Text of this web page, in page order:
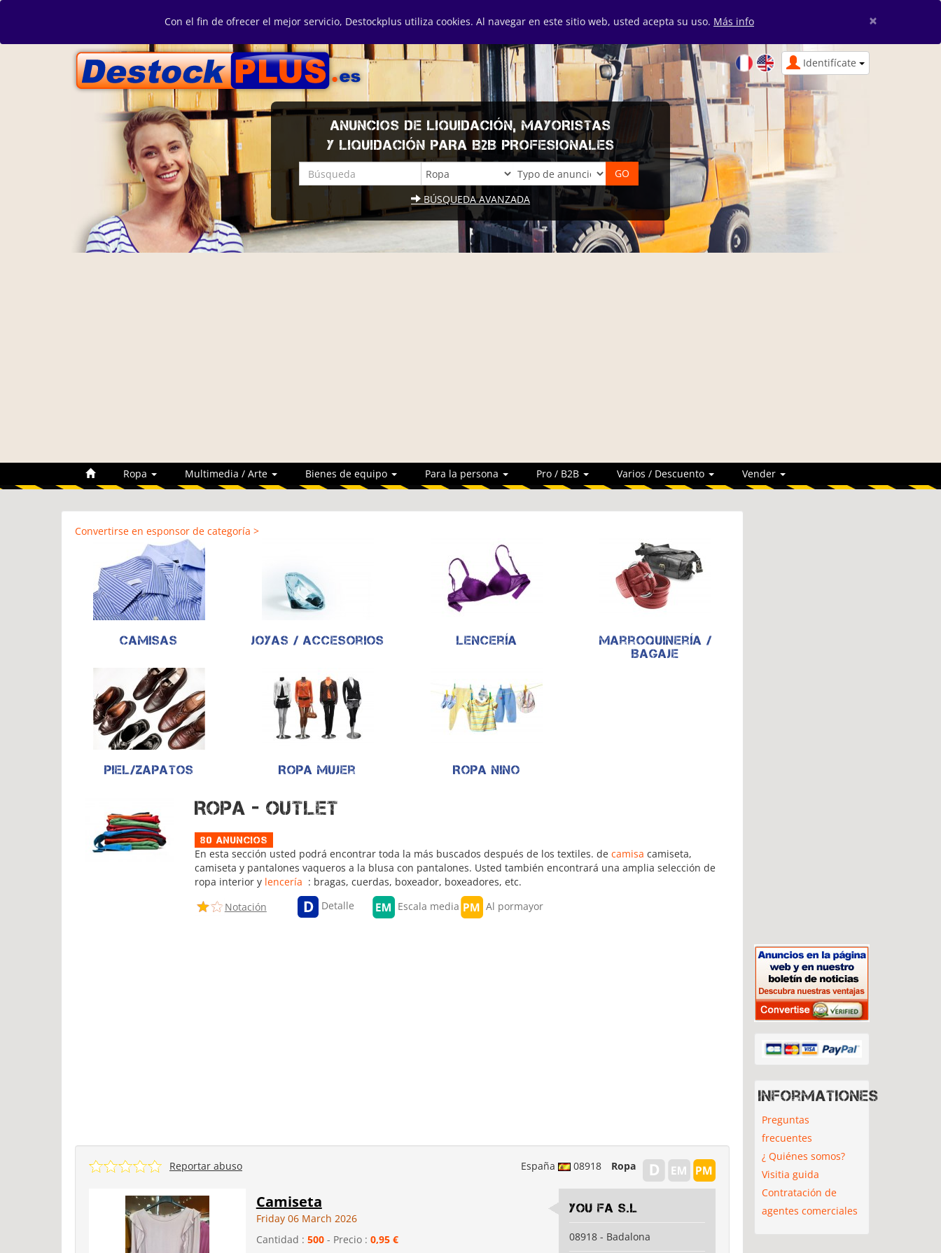
Con el fin de ofrecer el mejor servicio, Destockplus utiliza cookies. Al navegar en este sitio web, usted acepta su uso. Más info ×
Identifícate
ANUNCIOS DE LIQUIDACIÓN, MAYORISTAS
Y LIQUIDACIÓN PARA B2B PROFESIONALES
BÚSQUEDA AVANZADA
Ropa Multimedia / Arte Bienes de equipo Para la persona Pro / B2B Varios / Descuento Vender
Convertirse en esponsor de categoría >
Camisas Joyas / accesorios Lencería
Marroquinería /
Bagaje
Piel/zapatos Ropa mujer Ropa nino
Ropa - Outlet
80 Anuncios
En esta sección usted podrá encontrar toda la más buscados después de los textiles. de camisa camiseta,
camiseta y pantalones vaqueros a la blusa con pantalones. Usted también encontrará una amplia selección de
ropa interior y lencería : bragas, cuerdas, boxeador, boxeadores, etc.
Notación
Detalle Escala media Al pormayor
España 08918 Ropa
Reportar abuso
Camiseta
Friday 06 March 2026
Cantidad : 500- Precio : 0,95 €
YOU FA S.L
08918 - Badalona
Informationes
Preguntas
frecuentes
¿ Quiénes somos?
Visitia guida
Contratación de
agentes comerciales